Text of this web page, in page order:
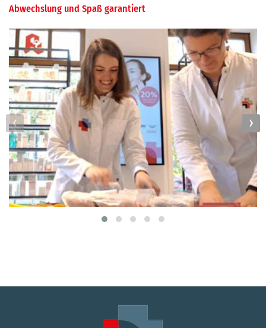
Abwechslung und Spaß garantiert
‹ ›